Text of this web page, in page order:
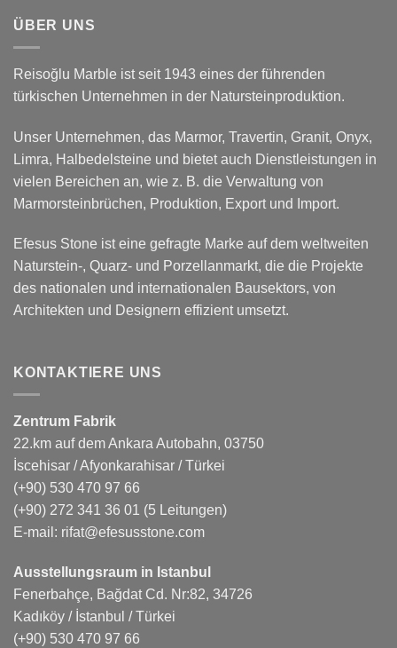
ÜBER UNS
Reisoğlu Marble ist seit 1943 eines der führenden
türkischen Unternehmen in der Natursteinproduktion.
Unser Unternehmen, das Marmor, Travertin, Granit, Onyx,
Limra, Halbedelsteine und bietet auch Dienstleistungen in
vielen Bereichen an, wie z. B. die Verwaltung von
Marmorsteinbrüchen, Produktion, Export und Import.
Efesus Stone ist eine gefragte Marke auf dem weltweiten
Naturstein-, Quarz- und Porzellanmarkt, die die Projekte
des nationalen und internationalen Bausektors, von
Architekten und Designern effizient umsetzt.
KONTAKTIERE UNS
Zentrum Fabrik
22.km auf dem Ankara Autobahn, 03750
İscehisar / Afyonkarahisar / Türkei
(+90) 530 470 97 66
(+90) 272 341 36 01 (5 Leitungen)
E-mail: rifat@efesusstone.com
Ausstellungsraum in Istanbul
Fenerbahçe, Bağdat Cd. Nr:82, 34726
Kadıköy / İstanbul / Türkei
(+90) 530 470 97 66